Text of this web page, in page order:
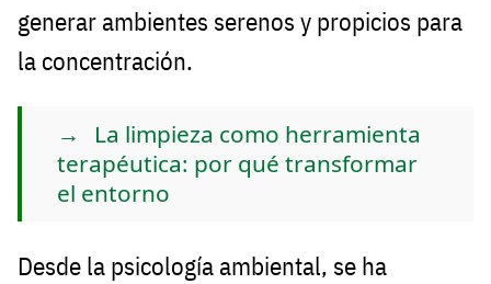
generar ambientes serenos y propicios para
la concentración.
La limpieza como herramienta
terapéutica: por qué transformar
el entorno
Desde la psicología ambiental, se ha